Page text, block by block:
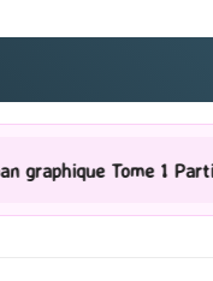
1 Partie 2